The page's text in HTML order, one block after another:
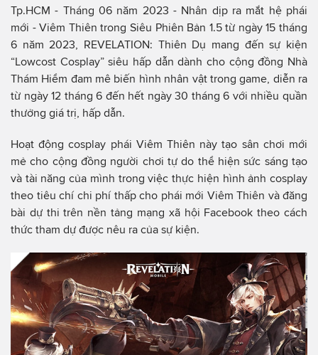
Tp.HCM - Tháng 06 năm 2023 - Nhân dịp ra mắt hệ phái
mới - Viêm Thiên trong Siêu Phiên Bản 1.5 từ ngày 15 tháng
6 năm 2023, REVELATION: Thiên Dụ mang đến sự kiện
“Lowcost Cosplay” siêu hấp dẫn dành cho cộng đồng Nhà
Thám Hiểm đam mê biến hình nhân vật trong game, diễn ra
từ ngày 12 tháng 6 đến hết ngày 30 tháng 6 với nhiều quần
thưởng giá trị, hấp dẫn.
Hoạt động cosplay phái Viêm Thiên này tạo sân chơi mới
mẻ cho cộng đồng người chơi tự do thể hiện sức sáng tạo
và tài năng của mình trong việc thực hiện hình ảnh cosplay
theo tiêu chí chi phí thấp cho phái mới Viêm Thiên và đăng
bài dự thi trên nền tảng mạng xã hội Facebook theo cách
thức tham dự được nêu ra của sự kiện.